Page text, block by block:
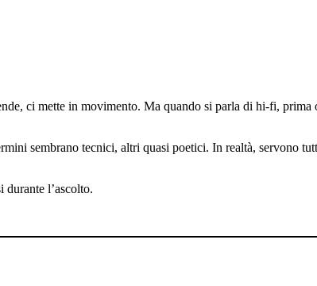
ci mette in movimento. Ma quando si parla di hi-fi, prima
sembrano tecnici, altri quasi poetici. In realtà, servono
l’ascolto.